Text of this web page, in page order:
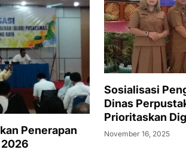
Penerapan
2026
Sosialisasi
Dinas
Prioritaskan
Literasi Desa
November 16, 2025